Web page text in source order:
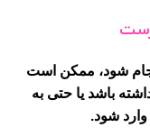
شود، ممکن است
باشد یا حتی به
شود.